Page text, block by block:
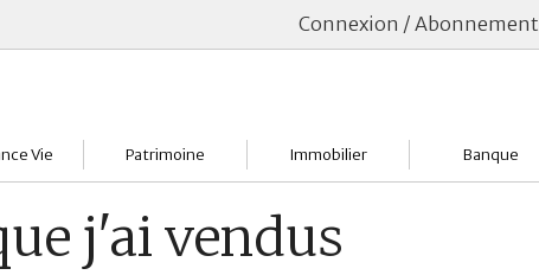
Connexion / Abonnement
Vie Patrimoine
Bilan Patrimoine
Conseil Gestion
Immobilier
Acheter
Banque
j'ai vendus